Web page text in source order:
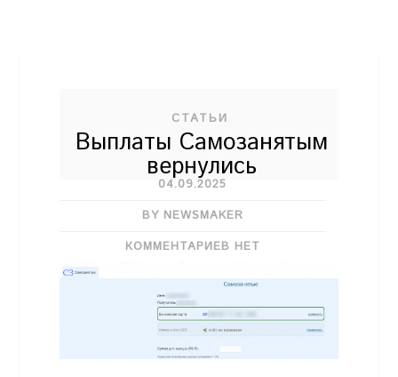
СТАТЬИ
Выплаты Самозанятым
вернулись
04.09.2025
BY NEWSMAKER
КОММЕНТАРИЕВ НЕТ